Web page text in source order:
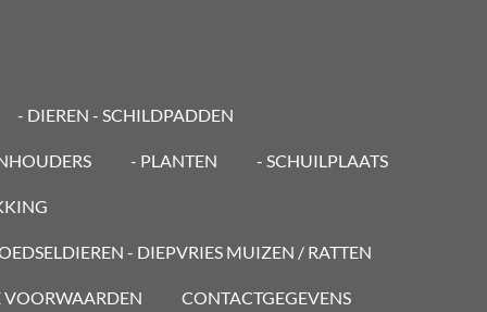
- DIEREN - SCHILDPADDEN
- PLANTEN - SCHUILPLAATS
- DIEPVRIES MUIZEN / RATTEN
VOORWAARDEN CONTACTGEGEVENS